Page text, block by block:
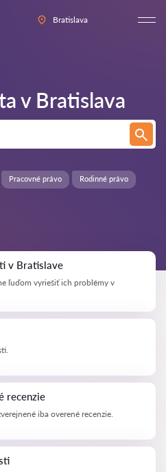
Bratislava
v Bratislava
Rodinné právo
Pracovné právo
v Bratislave
ľuďom vyriešiť ich problémy v
recenzie
iba overené recenzie.